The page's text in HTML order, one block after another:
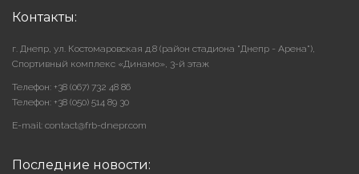
Контакты:
г. Днепр, ул. Костомаровская д.8 (район стадиона "Днепр - Арена"),
Cпортивный комплекс «Динамо», 3-й этаж
Телефон: +38 (067) 732 48 86
Телефон: +38 (050) 514 89 30
E-mail: contact@frb-dnepr.com
Последние новости: